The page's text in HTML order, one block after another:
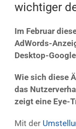
wichtiger
Im Februar
AdWords-
Desktop-
Wie sich diese
das
zeigt eine Eye-
Mit der